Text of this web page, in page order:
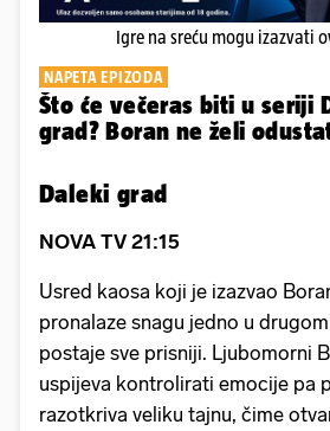
Igre na sreću mogu izazvati
NAPETA EPIZODA
Što će večeras biti u seriji
grad? Boran ne želi
Daleki grad
NOVA TV 21:15
Usred kaosa koji je izazvao
pronalaze snagu jedno u
postaje sve prisniji. Ljubomorni
uspijeva kontrolirati emocije pa
razotkriva veliku tajnu, čime